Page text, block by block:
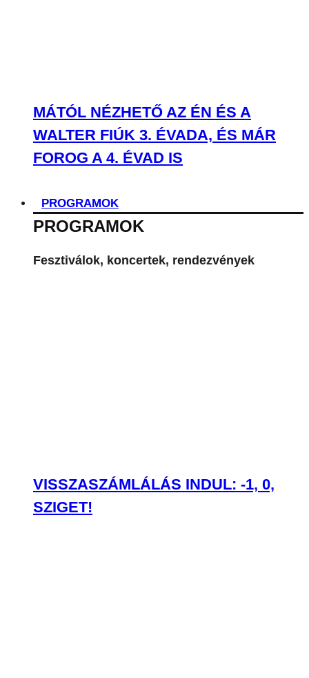
MÁTÓL NÉZHETŐ AZ ÉN ÉS A
WALTER FIÚK 3. ÉVADA, ÉS MÁR
FOROG A 4. ÉVAD IS
PROGRAMOK
PROGRAMOK
Fesztiválok, koncertek, rendezvények
VISSZASZÁMLÁLÁS INDUL: -1, 0,
SZIGET!